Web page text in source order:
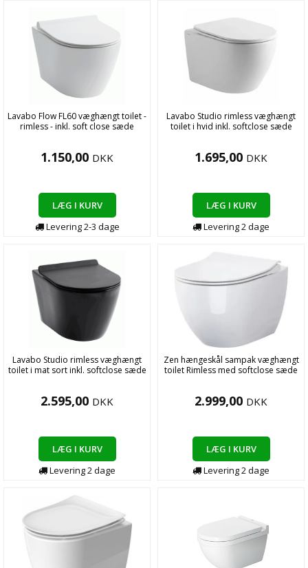
Lavabo Flow FL60 væghængt toilet -
rimless - inkl. soft close sæde
1.150,00 DKK
LÆG I KURV
Levering2-3 dage
Lavabo Studio rimless væghængt
toilet i hvid inkl. softclose sæde
1.695,00 DKK
LÆG I KURV
Levering2dage
Lavabo Studio rimless væghængt
toilet i mat sort inkl. softclose sæde
2.595,00 DKK
LÆG I KURV
Levering2dage
Zen hængeskål sampak væghængt
toilet Rimless med softclose sæde
2.999,00 DKK
LÆG I KURV
Levering2dage